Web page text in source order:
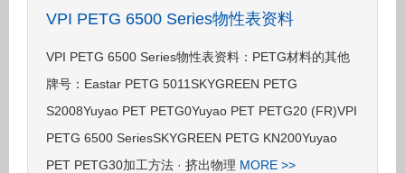
VPI PETG 6500 Series物性表资料
VPI PETG 6500 Series物性表资料：PETG材料的其他
牌号：Eastar PETG 5011SKYGREEN PETG
S2008Yuyao PET PETG0Yuyao PET PETG20 (FR)VPI
PETG 6500 SeriesSKYGREEN PETG KN200Yuyao
PET PETG30加工方法 · 挤出物理 MORE >>